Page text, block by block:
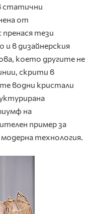
статични
от
тези
и в дизайнерския
което другите не
скрити в
водни кристали
на
пример за
технология.